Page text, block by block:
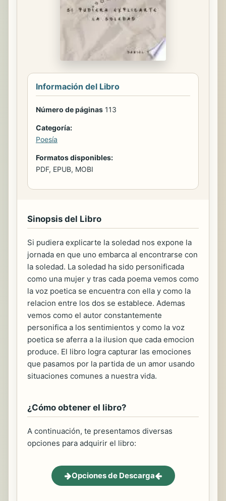
Información del Libro
Número de páginas 113
Categoría:
Poesía
Formatos disponibles:
PDF, EPUB, MOBI
Sinopsis del Libro
Si pudiera explicarte la soledad nos expone la
jornada en que uno embarca al encontrarse con
la soledad. La soledad ha sido personificada
como una mujer y tras cada poema vemos como
la voz poetica se encuentra con ella y como la
relacion entre los dos se establece. Ademas
vemos como el autor constantemente
personifica a los sentimientos y como la voz
poetica se aferra a la ilusion que cada emocion
produce. El libro logra capturar las emociones
que pasamos por la partida de un amor usando
situaciones comunes a nuestra vida.
¿Cómo obtener el libro?
A continuación, te presentamos diversas
opciones para adquirir el libro:
Opciones de Descarga